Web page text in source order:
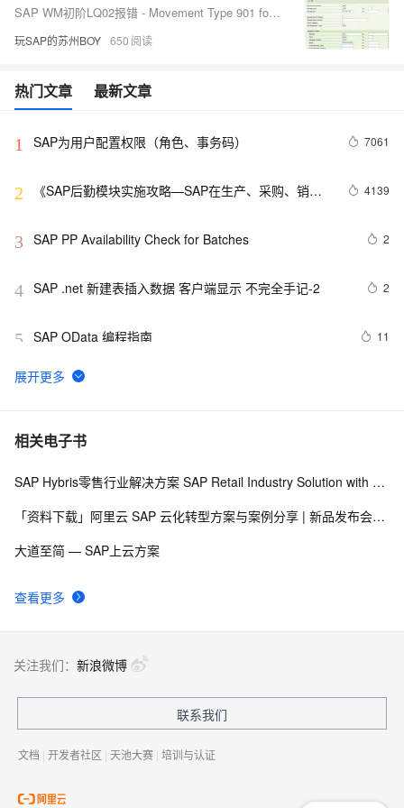
SAP WM初阶LQ02报错 - Movement Type 901 for manual transfer orders does not exist -
玩SAP的苏州BOY 650
热门文章 最新文章
1 SAP为用户配置权限（角色、事务码） 7061
2
《SAP后勤模块实施攻略—SAP在生产、采购、销
4139
3 SAP PP Availability Check for Batches 2
4 SAP .net 新建表插入数据 客户端显示 不完全手记-2 2
5 SAP OData 编程指南 11
6 SAP MM 计量单位EA的数量可以有小数点
7 [Step By Step]SAP HANA PAL多用户使用(单指数平滑
8 SAP Netweaver 'SAPHostControl' Service Remote
5
IN 】
相关电子书
查看更多
SAP Hybris零售行业解决方案 SAP Retail Industry Solution with Hybris Portfolio
「资料下载」阿里云 SAP 云化转型方案与案例分享 | 新品发布会92期
大道至简 — SAP上云方案
关注我们： 新浪微博
联系我们
文档 | 开发者社区 | 天池大赛 | 培训与认证